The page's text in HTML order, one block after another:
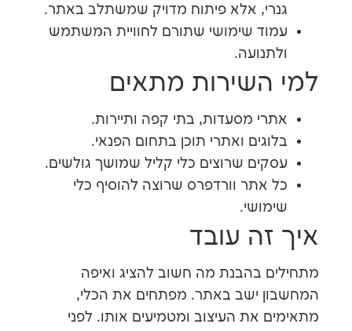
אלא פיתוח מדויק שמשתלב באתר.
שימושי שתורם לחוויית המשתמש
מתאים
מסעדות, בתי קפה ותיירות.
ואתרי תוכן בתחום הפנאי.
שרוצים כלי קליל שמושך גולשים.
אתר וורדפרס שרוצה להוסיף כלי
עובד
בהבנת מה חשוב להציג ואיפה
ישב באתר. מפתחים את הכלי,
את העיצוב ומטמיעים אותו. לפני